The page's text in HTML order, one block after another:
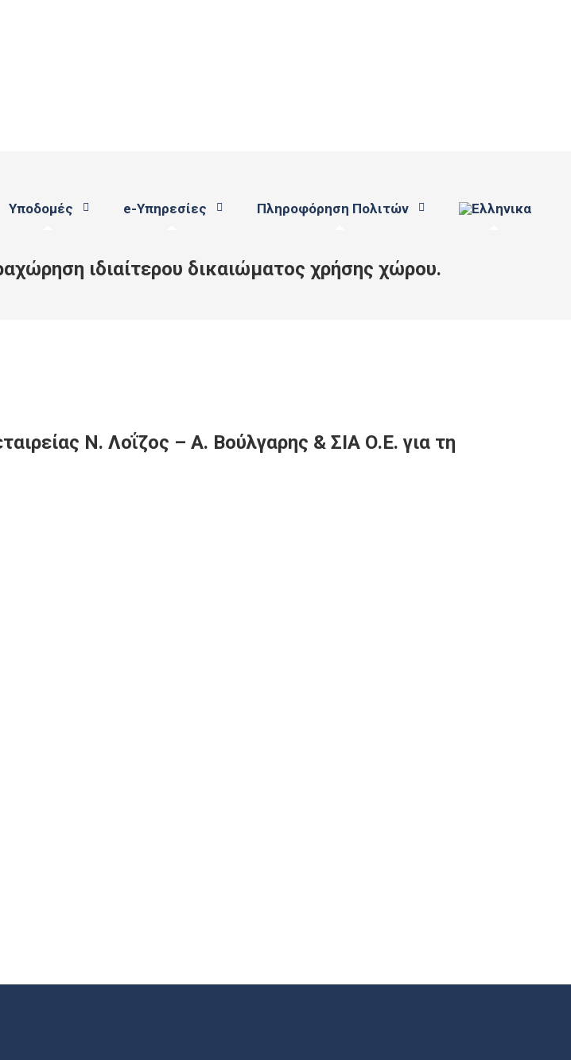
Υποδομές e-Υπηρεσίες Πληροφόρηση Πολιτών
ιδιαίτερου δικαιώματος χρήσης χώρου.
Ν. Λοΐζος – Α. Βούλγαρης & ΣΙΑ Ο.Ε. για τη